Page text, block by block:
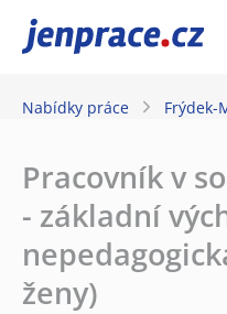
JenPráce.cz
Nabídky práce Frýdek-
Pracovník v
- základní
ženy)